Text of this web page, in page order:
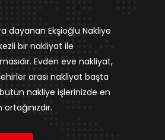
dayanan Ekşioğlu Nakliye
bir nakliyat ile
Evden eve nakliyat,
arası nakliyat başta
nakliye işlerinizde en